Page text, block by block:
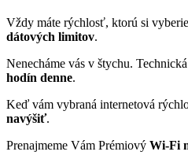
Vždy máte rýchlosť, ktorú si
dátových limitov.
Nenecháme vás v štychu.
hodín denne.
Keď vám vybraná internetová
navýšiť.
Prenajmeme Vám Prémiový Wi-Fi